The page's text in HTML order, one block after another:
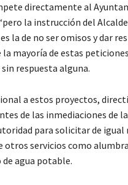
directamente al
la instrucción del
la de no ser omisos y dar
mayoría de estas
respuesta alguna.
a estos proyectos,
de las inmediaciones de
para solicitar de igual
otros servicios como
agua potable.